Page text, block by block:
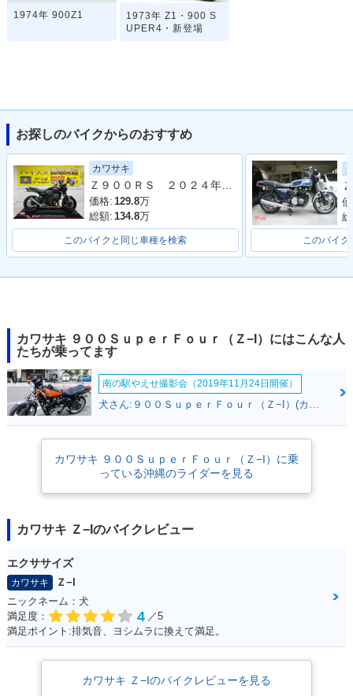
1974年 900Z1
1973年 Z1・900 S
UPER4・新登場
お探しのバイクからのおすすめ
カワサキ
Ｚ９００ＲＳ ２０２４年モデル 社外フルエキマフラー フェンダーレス ラジエーターカバー タンデムバー シート カスタム多数
価格: 129.8万
総額: 134.8万
このバイクと同じ車種を検索 このバイク
カワサキ ９００ＳｕｐｅｒＦｏｕｒ（Ｚ−I）にはこんな人
たちが乗ってます
南の駅やえせ撮影会（2019年11月24日開催）
カワサキ ９００ＳｕｐｅｒＦｏｕｒ（Ｚ−I）に乗
っている沖縄のライダーを見る
カワサキ Ｚ−Iのバイクレビュー
エクササイズ
カワサキ
Ｚ−I
ニックネーム：犬
満足度：
4 ／5
満足ポイント:排気音、ヨシムラに換えて満足。
カワサキ Ｚ−Iのバイクレビューを見る